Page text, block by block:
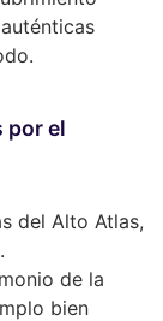
por el
del Alto Atlas,
de la
bien